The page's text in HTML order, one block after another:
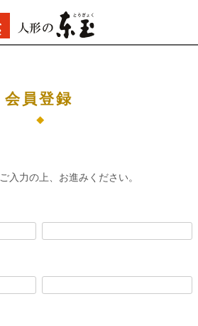
会員登録
入力の上、お進みください。